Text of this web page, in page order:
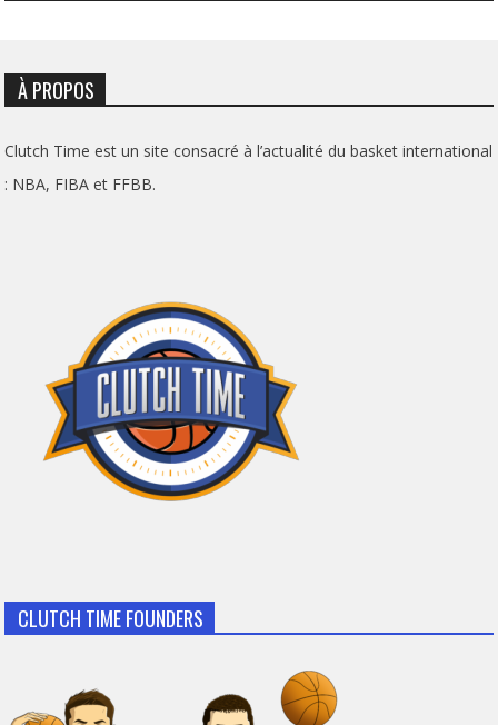
À PROPOS
Clutch Time est un site consacré à l’actualité du basket international
: NBA, FIBA et FFBB.
CLUTCH TIME FOUNDERS